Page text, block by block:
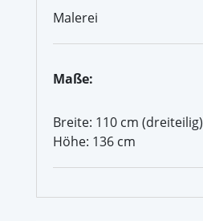
Malerei
Maße:
Breite: 110 cm (dreiteilig)
Höhe: 136 cm